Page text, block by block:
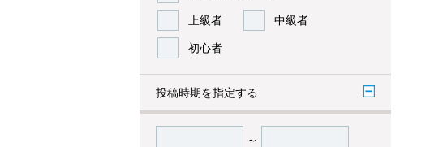
上級者 中級者
初心者
投稿時期を指定する
～